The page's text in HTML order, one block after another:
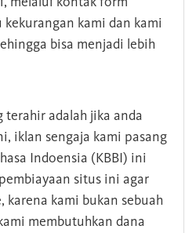
kami dan kami
bisa menjadi lebih
terahir adalah jika anda
iklan sengaja kami pasang
Indoensia (KBBI) ini
situs ini agar
karena kami bukan sebuah
membutuhkan dana